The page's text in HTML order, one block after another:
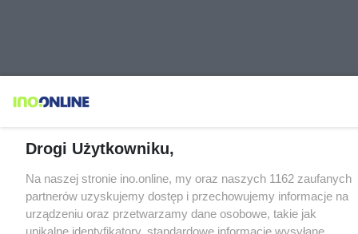
Drogi Użytkowniku,
Na naszej stronie ino.online, my oraz naszych 1162 zaufanych
partnerów uzyskujemy dostęp i przechowujemy informacje na
urządzeniu oraz przetwarzamy dane osobowe, takie jak
unikalne identyfikatory, standardowe informacje wysyłane